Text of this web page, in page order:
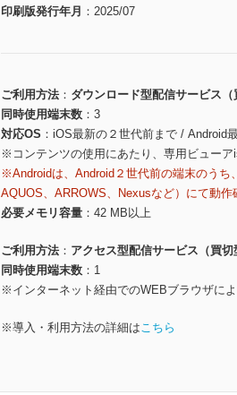
印刷版発行年月
2025/07
ご利用方法
ダウンロード型配信サービス（
同時使用端末数
3
対応OS
iOS最新の２世代前まで / Android
※コンテンツの使用にあたり、専用ビューア
※Androidは、Android２世代前の端末のうち
AQUOS、ARROWS、Nexusなど）にて動作
必要メモリ容量
42 MB以上
ご利用方法
アクセス型配信サービス（買切
同時使用端末数
1
※インターネット経由でのWEBブラウザに
※導入・利用方法の詳細はこちら